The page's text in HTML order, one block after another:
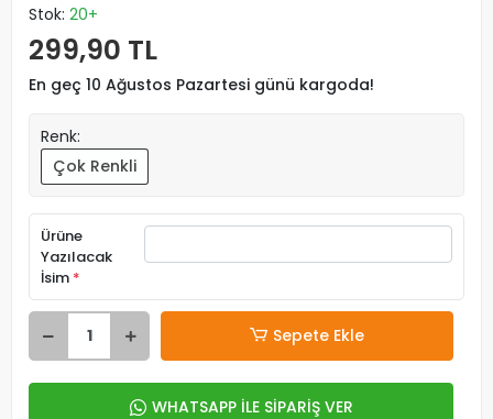
Stok: 20+
299,90 TL
En geç 10 Ağustos Pazartesi günü kargoda!
Renk:
Çok Renkli
Ürüne
Yazılacak
İsim *
Sepete Ekle
WHATSAPP İLE SİPARİŞ VER